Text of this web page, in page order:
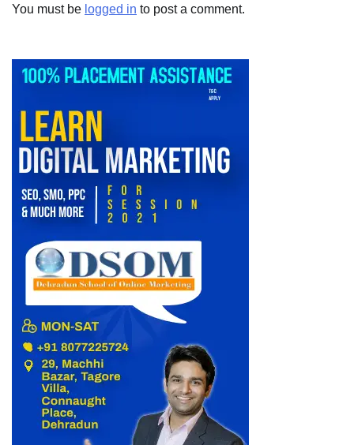
You must be logged in to post a comment.